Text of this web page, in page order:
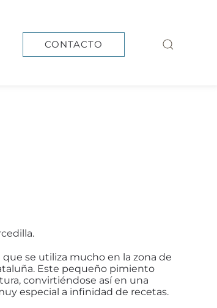
CONTACTO
se utiliza mucho en la zona de
Este pequeño pimiento
convirtiéndose así en una
especial a infinidad de recetas.